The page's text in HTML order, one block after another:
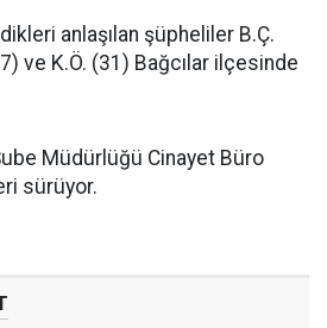
anlaşılan şüpheliler B.Ç.
ve K.Ö. (31) Bağcılar ilçesinde
Müdürlüğü Cinayet Büro
sürüyor.